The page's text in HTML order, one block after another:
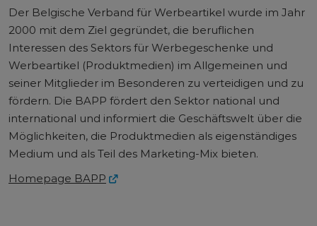
Der Belgische Verband für Werbeartikel wurde im Jahr
2000 mit dem Ziel gegründet, die beruflichen
Interessen des Sektors für Werbegeschenke und
Werbeartikel (Produktmedien) im Allgemeinen und
seiner Mitglieder im Besonderen zu verteidigen und zu
fördern. Die BAPP fördert den Sektor national und
international und informiert die Geschäftswelt über die
Möglichkeiten, die Produktmedien als eigenständiges
Medium und als Teil des Marketing-Mix bieten.
Homepage BAPP